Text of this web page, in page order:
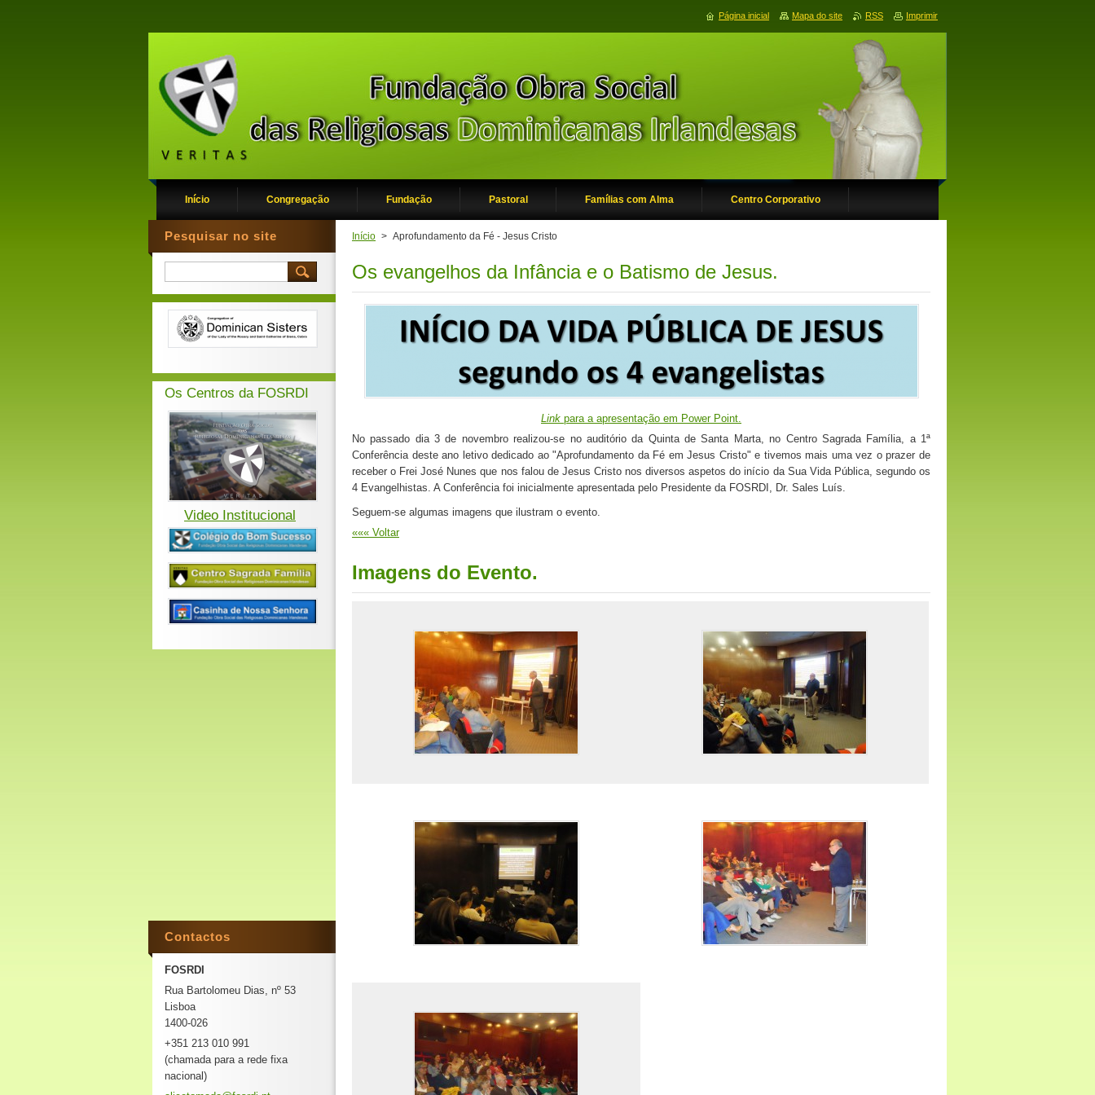
Início Congregação Fundação Pastoral Famílias com Alma Centro Corporativo
Início > Aprofundamento da Fé - Jesus Cristo
Os evangelhos da Infância e o Batismo de Jesus.
Link para a apresentação em Power Point.
No passado dia 3 de novembro realizou-se no auditório da Quinta de Santa Marta, no Centro Sagrada Família, a 1ª
Conferência deste ano letivo dedicado ao "Aprofundamento da Fé em Jesus Cristo" e tivemos mais uma vez o prazer de
receber o Frei José Nunes que nos falou de Jesus Cristo nos diversos aspetos do início da Sua Vida Pública, segundo os
4 Evangelhistas. A Conferência foi inicialmente apresentada pelo Presidente da FOSRDI, Dr. Sales Luís.
Seguem-se algumas imagens que ilustram o evento.
««« Voltar
Imagens do Evento.
Pesquisar no site
Os Centros da FOSRDI
Video Institucional
Contactos
FOSRDI
Rua Bartolomeu Dias, nº 53
Lisboa
1400-026
+351 213 010 991
(chamada para a rede fixa
nacional)
Página inicial Mapa do site RSS Imprimir